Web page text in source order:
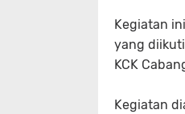
Kegiatan
yang diikuti
KCK
Kegiatan